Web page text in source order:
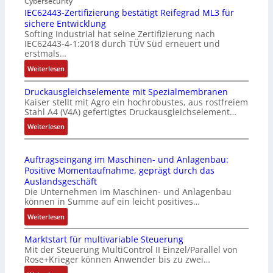
d
u
s
t
r
i
e
-
P
C
l
ä
s
t
s
i
c
h
f
l
e
x
i
l
f
u
n
k
m
o
d
u
l
e
r
i
n
g
e
n
G
u
n
IEC62443-Zertifizierung bestätigt Reifegrad ML3 für
sichere Entwicklung
Softing Industrial hat seine Zertifizierung nach
IEC62443-4-1:2018 durch TÜV Süd erneuert und
erstmals…
Weiterlesen:
I
E
6
2
4
3
-
Z
e
r
t
i
f
i
z
Druckausgleichselemente mit Spezialmembranen
Kaiser stellt mit Agro ein hochrobustes, aus rostfreiem
Stahl A4 (V4A) gefertigtes Druckausgleichselement…
Weiterlesen:
D
u
c
k
a
u
s
g
l
e
i
Auftragseingang im Maschinen- und Anlagenbau:
Positive Momentaufnahme, geprägt durch das
Auslandsgeschäft
Die Unternehmen im Maschinen- und Anlagenbau
können in Summe auf ein leicht positives…
Weiterlesen:
A
u
f
t
Marktstart für multivariable Steuerung
Mit der Steuerung MultiControl II Einzel/Parallel von
Rose+Krieger können Anwender bis zu zwei…